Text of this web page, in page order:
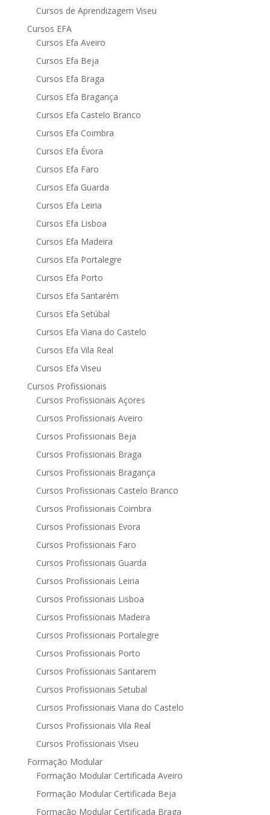
Cursos de Aprendizagem Viseu
Cursos EFA
Cursos Efa Aveiro
Cursos Efa Beja
Cursos Efa Braga
Cursos Efa Bragança
Cursos Efa Castelo Branco
Cursos Efa Coimbra
Cursos Efa Évora
Cursos Efa Faro
Cursos Efa Guarda
Cursos Efa Leiria
Cursos Efa Lisboa
Cursos Efa Madeira
Cursos Efa Portalegre
Cursos Efa Porto
Cursos Efa Santarém
Cursos Efa Setúbal
Cursos Efa Viana do Castelo
Cursos Efa Vila Real
Cursos Efa Viseu
Cursos Profissionais
Cursos Profissionais Açores
Cursos Profissionais Aveiro
Cursos Profissionais Beja
Cursos Profissionais Braga
Cursos Profissionais Bragança
Cursos Profissionais Castelo Branco
Cursos Profissionais Coimbra
Cursos Profissionais Evora
Cursos Profissionais Faro
Cursos Profissionais Guarda
Cursos Profissionais Leiria
Cursos Profissionais Lisboa
Cursos Profissionais Madeira
Cursos Profissionais Portalegre
Cursos Profissionais Porto
Cursos Profissionais Santarem
Cursos Profissionais Setubal
Cursos Profissionais Viana do Castelo
Cursos Profissionais Vila Real
Cursos Profissionais Viseu
Formação Modular
Formação Modular Certificada Aveiro
Formação Modular Certificada Beja
Formação Modular Certificada Braga